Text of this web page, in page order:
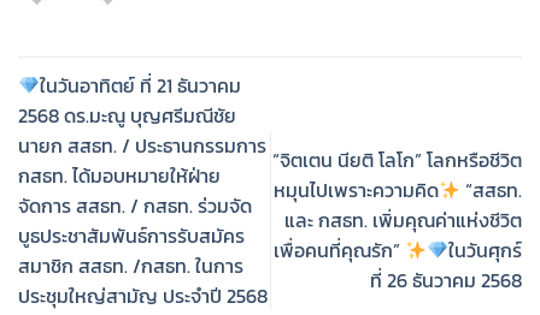
ในวันอาทิตย์ ที่ 21 ธันวาคม
2568 ดร.มะณู บุญศรีมณีชัย
นายก สสธท. / ประธานกรรมการ
กสธท. ได้มอบหมายให้ฝ่าย
จัดการ สสธท. / กสธท. ร่วมจัด
บูธประชาสัมพันธ์การรับสมัคร
สมาชิก สสธท. /กสธท. ในการ
ประชุมใหญ่สามัญ ประจำปี 2568
“จิตเตน นียติ โลโก” โลกหรือชีวิต
หมุนไปเพราะความคิด
“สสธท.
และ กสธท. เพิ่มคุณค่าแห่งชีวิต
เพื่อคนที่คุณรัก”
ในวันศุกร์
ที่ 26 ธันวาคม 2568